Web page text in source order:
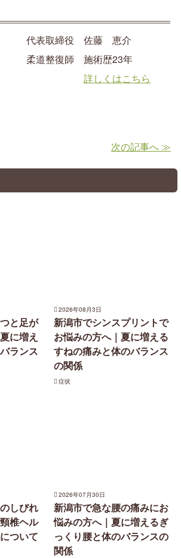
代表取締役 佐藤 恵介
柔道整復師 施術歴23年
詳しくはこちら
次の記事へ ≫
と足が
に増え
ランス
2026年08月3日
新潟市でシンスプリントで
お悩みの方へ｜夏に増える
すねの痛みと体のバランス
の関係
症状
しびれ
椎ヘル
ついて
2026年07月30日
新潟市で急な腰の痛みにお
悩みの方へ｜夏に増えるぎ
っくり腰と体のバランスの
関係